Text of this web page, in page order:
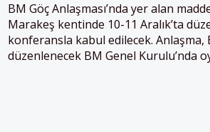
BM Göç Anlaşması’nda yer alan
Marakeş kentinde 10-11 Aralık’ta
konferansla kabul edilecek. Anlaşma,
düzenlenecek BM Genel Kurulu’nda